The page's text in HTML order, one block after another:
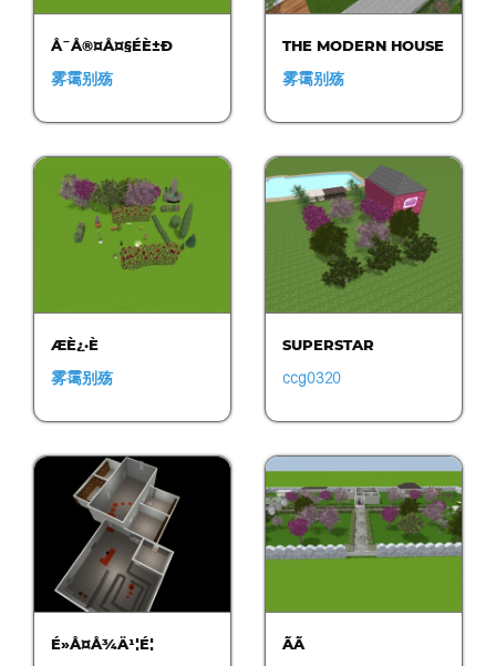
Å¯Å®¤Å¤§ÉÈ±Ð
雾霭别殇
THE MODERN HOUSE
雾霭别殇
ÆÈ¿·È
雾霭别殇
SUPERSTAR
ccg0320
É»Å¤Å¾Ä¹¦É¦
ÃÃ